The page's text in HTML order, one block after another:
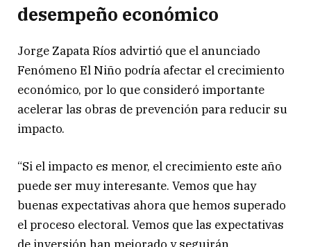
desempeño económico
Jorge Zapata Ríos advirtió que el anunciado
Fenómeno El Niño podría afectar el crecimiento
económico, por lo que consideró importante
acelerar las obras de prevención para reducir su
impacto.
“Si el impacto es menor, el crecimiento este año
puede ser muy interesante. Vemos que hay
buenas expectativas ahora que hemos superado
el proceso electoral. Vemos que las expectativas